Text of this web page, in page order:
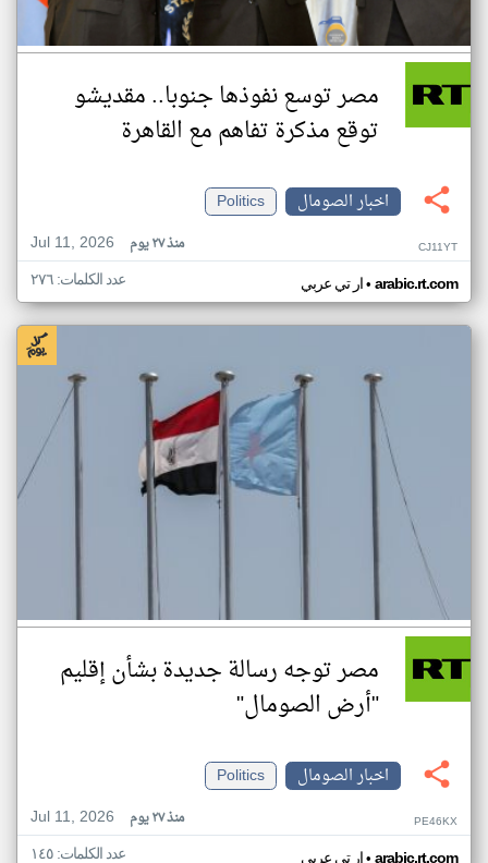
مصر توسع نفوذها جنوبا.. مقديشو
توقع مذكرة تفاهم مع القاهرة
اخبار الصومال
Politics
Jul 11, 2026
منذ ٢٧ يوم CJ11YT
ار تي عربي• arabic.rt.com عدد الكلمات: ٢٧٦
مصر توجه رسالة جديدة بشأن إقليم
"أرض الصومال"
اخبار الصومال
Politics
Jul 11, 2026
منذ ٢٧ يوم PE46KX
ار تي عربي arabic.rt.com عدد الكلمات: ١٤٥